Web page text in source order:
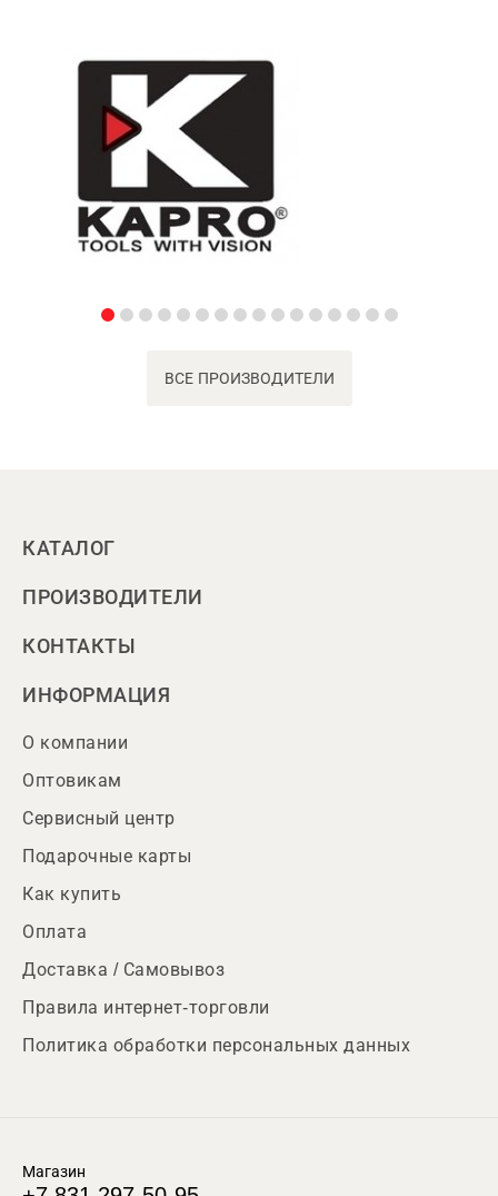
ВСЕ ПРОИЗВОДИТЕЛИ
КАТАЛОГ
ПРОИЗВОДИТЕЛИ
КОНТАКТЫ
ИНФОРМАЦИЯ
О компании
Оптовикам
Сервисный центр
Подарочные карты
Как купить
Оплата
Доставка / Самовывоз
Правила интернет-торговли
Политика обработки персональных данных
Магазин